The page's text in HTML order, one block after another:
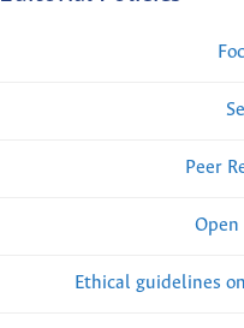
Peer
Open
Ethical guidelines